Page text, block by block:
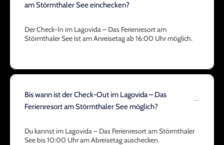
am Störmthaler See einchecken?
Der Check-In im Lagovida – Das Ferienresort am
Störmthaler See ist am Anreisetag ab 16:00 Uhr möglich.
Bis wann ist der Check-Out im Lagovida – Das
Ferienresort am Störmthaler See möglich?
Du kannst im Lagovida – Das Ferienresort am Störmthaler
See bis 10:00 Uhr am Abreisetag auschecken.